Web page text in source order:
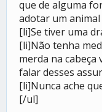
que de alguma
adotar um
[li]Se tiver uma
[li]Não tenha
merda na
falar desses
[li]Nunca ache
[/ul]